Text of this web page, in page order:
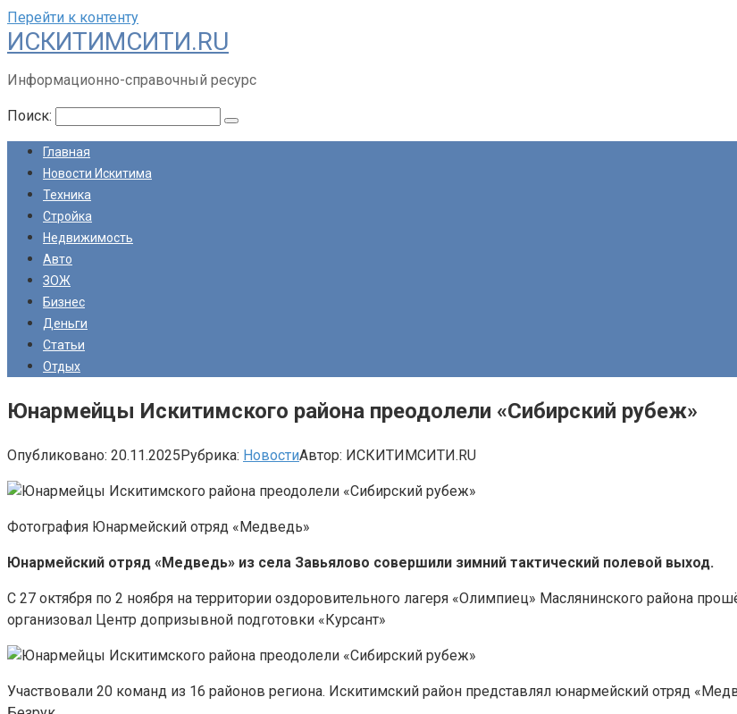
Перейти к контенту
ИСКИТИМСИТИ.RU
Информационно-справочный ресурс
Поиск:
Главная
Новости Искитима
Техника
Стройка
Недвижимость
Авто
ЗОЖ
Бизнес
Деньги
Статьи
Отдых
Юнармейцы Искитимского района преодолели «Сибирский рубеж»
Опубликовано: 20.11.2025Рубрика: НовостиАвтор: ИСКИТИМСИТИ.RU
Фотография Юнармейский отряд «Медведь»
Юнармейский отряд «Медведь» из села Завьялово совершили зимний тактический полевой выход.
С 27 октября по 2 ноября на территории оздоровительного лагеря «Олимпиец» Маслянинского района
организовал Центр допризывной подготовки «Курсант»
Участвовали 20 команд из 16 районов региона. Искитимский район представлял юнармейский отряд